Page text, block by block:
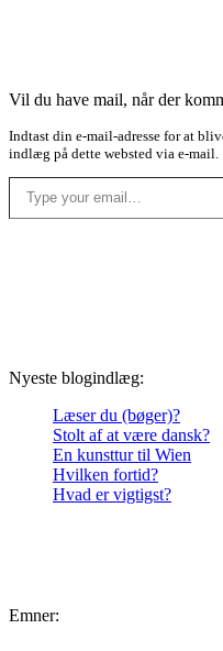
Vil du have mail, når der
Indtast din e-mail-adresse for at
indlæg på dette websted via e-mail.
Type your email…
Nyeste blogindlæg:
Læser du (bøger)?
Stolt af at være dansk?
En kunsttur til Wien
Hvilken fortid?
Hvad er vigtigst?
Emner: